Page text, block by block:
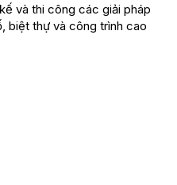
và thi công các giải pháp
biệt thự và công trình cao